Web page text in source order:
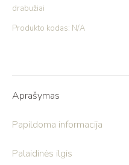
drabužiai
Produkto kodas: N/A
Aprašymas
Papildoma informacija
Palaidinės ilgis